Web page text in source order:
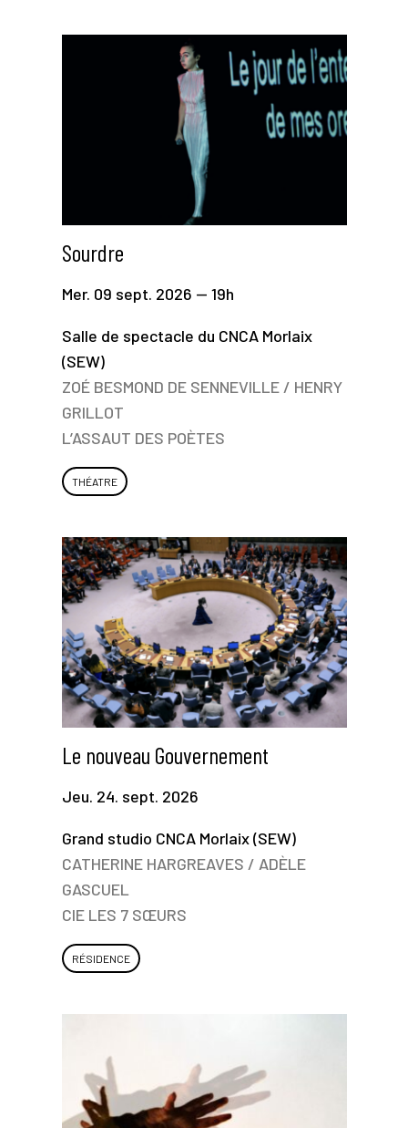
Sourdre
Mer. 09 sept. 2026 — 19h
Salle de spectacle du CNCA Morlaix
(SEW)
ZOÉ BESMOND DE SENNEVILLE / HENRY
GRILLOT
L’ASSAUT DES POÈTES
THÉATRE
Le nouveau Gouvernement
Jeu. 24. sept. 2026
Grand studio CNCA Morlaix (SEW)
CATHERINE HARGREAVES / ADÈLE
GASCUEL
CIE LES 7 SŒURS
RÉSIDENCE